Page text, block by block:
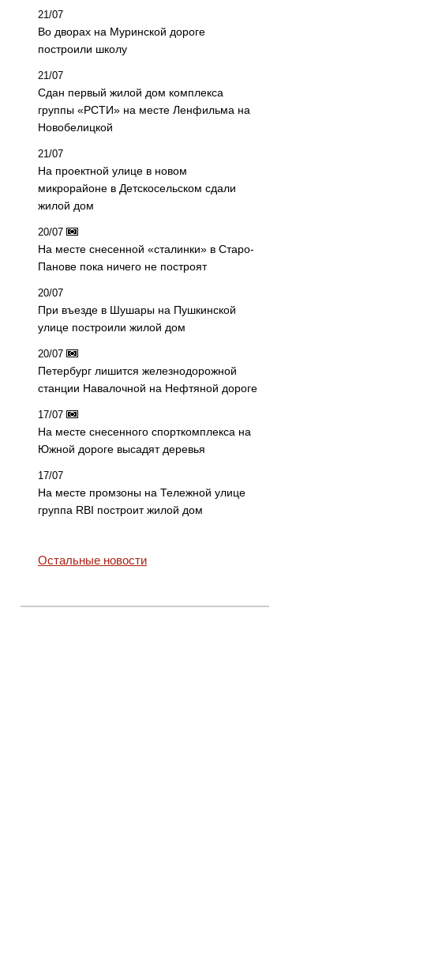
21/07
Во дворах на Муринской дороге
построили школу
21/07
Сдан первый жилой дом комплекса
группы «РСТИ» на месте Ленфильма на
Новобелицкой
21/07
На проектной улице в новом
микрорайоне в Детскосельском сдали
жилой дом
20/07
На месте снесенной «сталинки» в Старо-
Панове пока ничего не построят
20/07
При въезде в Шушары на Пушкинской
улице построили жилой дом
20/07
Петербург лишится железнодорожной
станции Навалочной на Нефтяной дороге
17/07
На месте снесенного спорткомплекса на
Южной дороге высадят деревья
17/07
На месте промзоны на Тележной улице
группа RBI построит жилой дом
Остальные новости